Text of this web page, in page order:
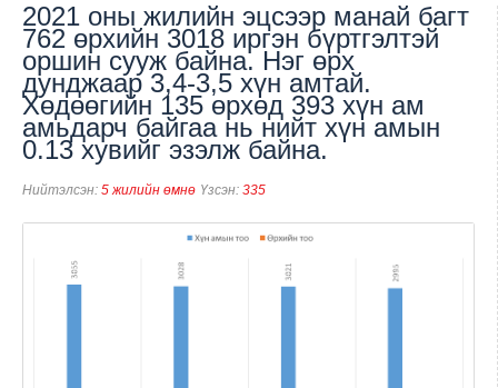
2021 оны жилийн эцсээр манай багт
762 өрхийн 3018 иргэн бүртгэлтэй
оршин сууж байна. Нэг өрх
дунджаар 3,4-3,5 хүн амтай.
Хөдөөгийн 135 өрхөд 393 хүн ам
амьдарч байгаа нь нийт хүн амын
0.13 хувийг эзэлж байна.
Нийтэлсэн: 5 жилийн өмнө Үзсэн: 335